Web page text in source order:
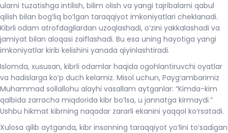
ularni tuzatishga intilish, bilim olish va yangi tajribalarni qabul
qilish bilan bog‘liq bo‘lgan taraqqiyot imkoniyatlari cheklanadi.
Kibrli odam atrofdagilardan uzoqlashadi, o‘zini yakkalashadi va
jamiyat bilan aloqasi zaiflashadi. Bu esa uning hayotiga yangi
imkoniyatlar kirib kelishini yanada qiyinlashtiradi.
Islomda, xususan, kibrli odamlar haqida ogohlantiruvchi oyatlar
va hadislarga ko‘p duch kelamiz. Misol uchun, Payg‘ambarimiz
Muhammad sollallohu alayhi vasallam aytganlar: “Kimda-kim
qalbida zarracha miqdorida kibr bo‘lsa, u jannatga kirmaydi.”
Ushbu hikmat kibrning naqadar zararli ekanini yaqqol ko‘rsatadi.
Xulosa qilib aytganda, kibr insonning taraqqiyot yo‘lini to‘sadigan